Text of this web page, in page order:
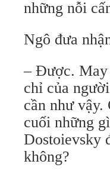
những nỗi
Ngô đưa
– Được. May
chỉ của
cần như
cuối những
Dostoievsky
không?